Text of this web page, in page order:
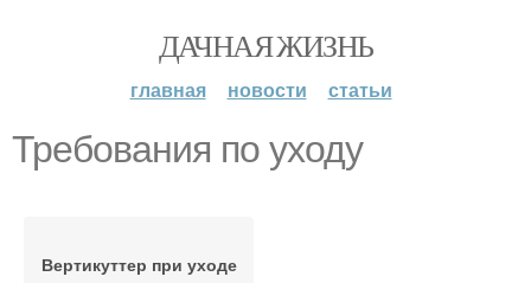
ДАЧНАЯ ЖИЗНЬ
главная новости статьи
Требования по уходу
Вертикуттер при уходе